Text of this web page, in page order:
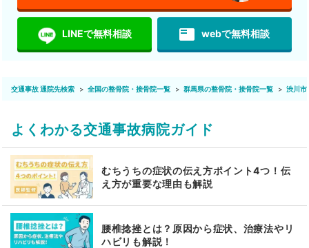
LINEで無料相談 featured_play_list webで無料相談
交通事故 通院先検索 全国の整骨院・接骨院一覧 群馬県の整骨院・接骨院一覧 渋川市
よくわかる交通事故病院ガイド
むちうちの症状の伝え方ポイント4つ！伝
え方が重要な理由も解説
腰椎捻挫とは？原因から症状、治療法やリ
ハビリも解説！